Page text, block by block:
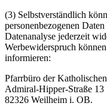
(3) Selbstverständlich
personenbezogenen
Datenanalyse jederzeit
Werbewiderspruch
informieren:
Pfarrbüro der
Admiral-Hipper-Straße 13
82326 Weilheim i. OB.